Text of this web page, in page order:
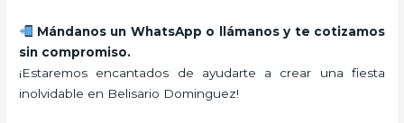
Mándanos un WhatsApp o llámanos y te cotizamos
sin compromiso.
¡Estaremos encantados de ayudarte a crear una fiesta
inolvidable en Belisario Dominguez!